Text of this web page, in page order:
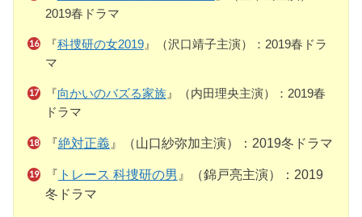
2019春ドラマ
『科捜研の女2019』（沢口靖子主演）：2019春ドラ
マ
『向かいのバズる家族』（内田理央主演）：2019春
ドラマ
『絶対正義』（山口紗弥加主演）：2019冬ドラマ
『 トレース 科捜研の男 』（錦戸亮主演）：2019
冬ドラマ